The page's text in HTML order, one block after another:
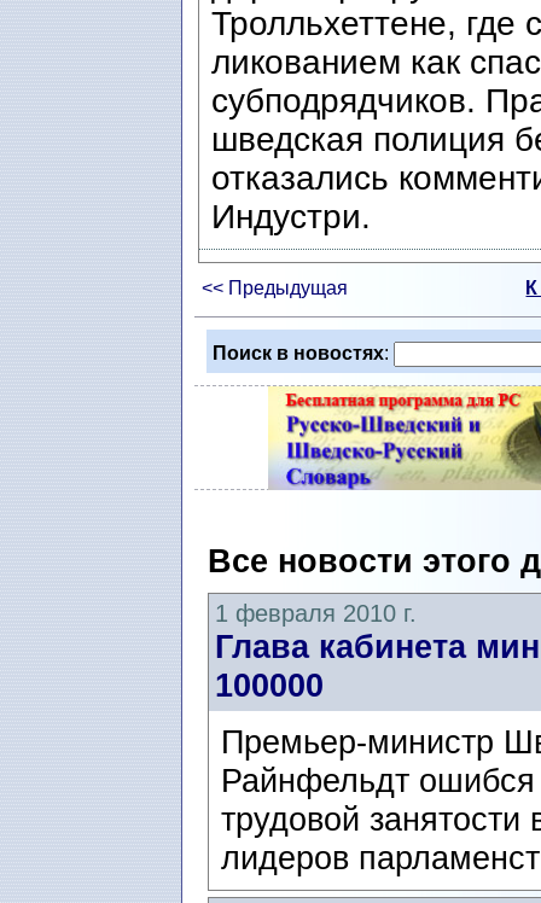
Тролльхеттене,
ликованием как
субподрядчиков.
шведская полиция
отказались
Индустри.
<< Предыдущая
Поиск в новостях:
Все новости этого
1 февраля 2010 г.
Глава кабинета
100000
Премьер-министр
Райнфельдт ошибся
трудовой занятости
лидеров